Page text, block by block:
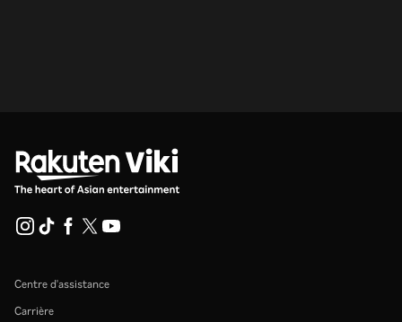
Centre d'assistance
Carrière